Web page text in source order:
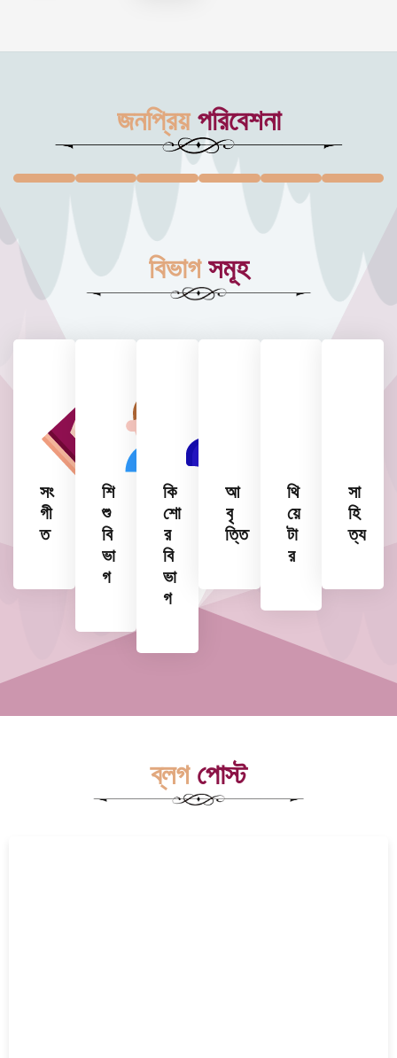
জনপ্রিয় পরিবেশনা
বিভাগ সমূহ
সং
গী
ত
শি
শু
বি
ভা
গ
কি
শো
র
বি
ভা
গ
আ
বৃ
ত্তি
থি
য়ে
টা
র
সা
হি
ত্য
ব্লগ পোস্ট